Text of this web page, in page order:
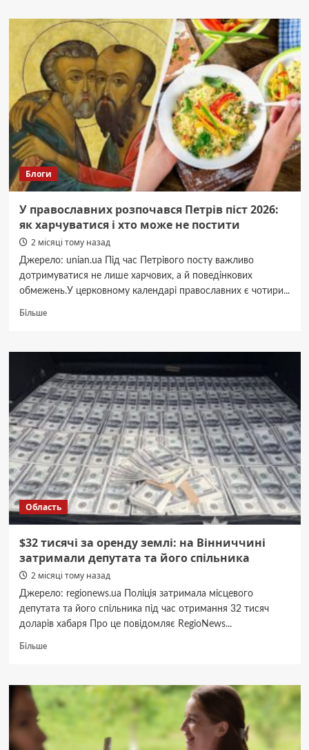
Вінниччині
автомобіль
злетів
з
дороги
та
зіткнувся
з
деревом
Блоги
У православних розпочався Петрів піст 2026:
як харчуватися і хто може не постити
2 місяці тому назад
Джерело: unian.ua Під час Петрівого посту важливо
дотримуватися не лише харчових, а й поведінкових
обмежень.У церковному календарі православних є чотири...
БільшеДокладніше
православних
Петрів
піст
2026:
як
харчуватися
і
хто
може
не
постити
Область
$32 тисячі за оренду землі: на Вінниччині
затримали депутата та його спільника
2 місяці тому назад
Джерело: regionews.ua Поліція затримала місцевого
депутата та його спільника під час отримання 32 тисяч
доларів хабаря Про це повідомляє RegioNews...
БільшеДокладніше
тисячі
оренду
землі:
на